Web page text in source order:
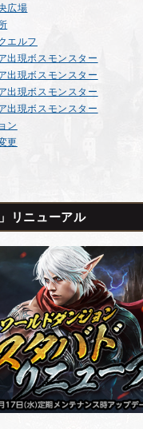
広場
エルフ
出現ボスモンスター
出現ボスモンスター
出現ボスモンスター
出現ボスモンスター
ン
更
リニューアル